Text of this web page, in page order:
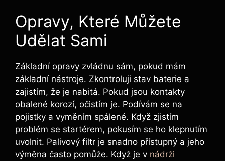
Opravy, Které Můžete
Udělat Sami
Základní opravy zvládnu sám, pokud mám
základní nástroje. Zkontroluji stav baterie a
zajistím, že je nabitá. Pokud jsou kontakty
obalené korozí, očistím je. Podívám se na
pojistky a vyměním spálené. Když zjistím
problém se startérem, pokusím se ho klepnutím
uvolnit. Palivový filtr je snadno přístupný a jeho
výměna často pomůže. Když je v nádrži